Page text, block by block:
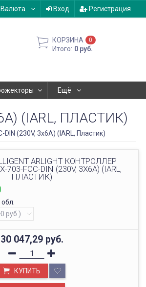
Валюта Вход Регистрация
КОРЗИНА 0
Итого: 0 руб.
Ещё
(IARL, ПЛАСТИК)
DIN (230V, 3x6A) (IARL, Пластик)
ARLIGHT КОНТРОЛЛЕР
FCC-DIN (230V, 3X6A) (IARL,
ПЛАСТИК)
30 047,29 руб.
КУПИТЬ